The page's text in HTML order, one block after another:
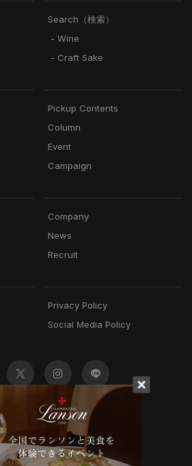
Search（検索）
- Wine
- Craft Sake
Pickup Contents
Column
Event
Campaign
Company
News
Recruit
Privacy Policy
Social Media Policy
© 2022 Mottox inc.